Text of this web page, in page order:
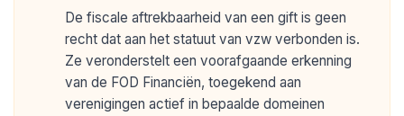
De fiscale aftrekbaarheid van een gift is geen
recht dat aan het statuut van vzw verbonden is.
Ze veronderstelt een voorafgaande erkenning
van de FOD Financiën, toegekend aan
verenigingen actief in bepaalde domeinen